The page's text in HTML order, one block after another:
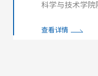
科学与技术学院
查看详情